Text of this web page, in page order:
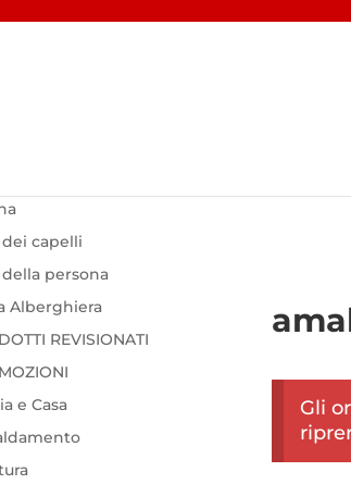
Gli
dei capelli
della persona
Alberghiera
REVISIONATI
e Casa